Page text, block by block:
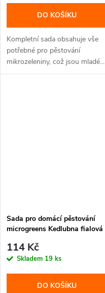
DO KOŠÍKU
Kompletní sada obsahuje vše
potřebné pro pěstování
mikrozeleniny, což jsou mladé...
Sada pro domácí pěstování
microgreens Kedlubna fialová
114 Kč
Skladem 19 ks
DO KOŠÍKU